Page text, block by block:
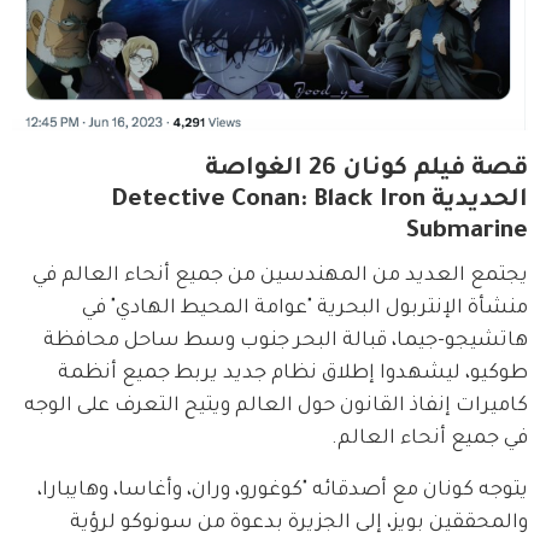
قصة فيلم كونان 26 الغواصة
الحديدية Detective Conan: Black Iron
Submarine
يجتمع العديد من المهندسين من جميع أنحاء العالم في
منشأة الإنتربول البحرية "عوامة المحيط الهادي" في
هاتشيجو-جيما، قبالة البحر جنوب وسط ساحل محافظة
طوكيو، ليشهدوا إطلاق نظام جديد يربط جميع أنظمة
كاميرات إنفاذ القانون حول العالم ويتيح التعرف على الوجه
في جميع أنحاء العالم.
يتوجه كونان مع أصدقائه "كوغورو، وران، وأغاسا، وهايبارا،
والمحققين بويز، إلى الجزيرة بدعوة من سونوكو لرؤية